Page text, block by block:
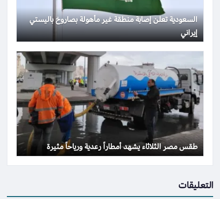
السعودية تعلن إصابة منطقة غير مأهولة بصاروخ باليستي
إيراني
طقس مصر الثلاثاء يشهد أمطاراً رعدية ورياحاً مثيرة
التعليقات